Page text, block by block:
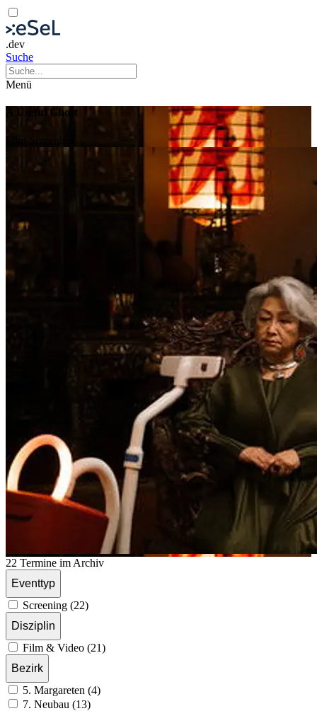
.dev
Suche
Menü
A Useful Ghost
22 Termine im Archiv
Eventtyp
Screening (22)
Disziplin
Film & Video (21)
Bezirk
5. Margareten (4)
7. Neubau (13)